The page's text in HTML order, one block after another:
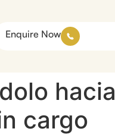
Enquire Now
hacia
cargo